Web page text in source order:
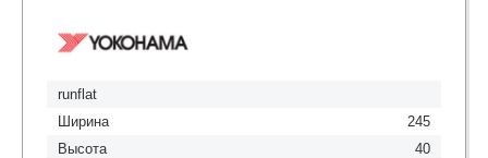
runflat
Ширина
245
Высота
40